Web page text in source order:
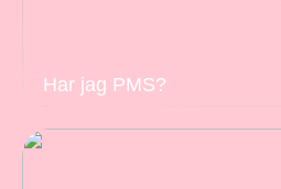
Har jag PMS?